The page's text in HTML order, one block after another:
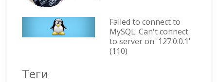
ОШИБКА
FAILED
TO
Failed to connect to
MySQL: Can't connect
to server on '127.0.0.1'
(110)
Теги